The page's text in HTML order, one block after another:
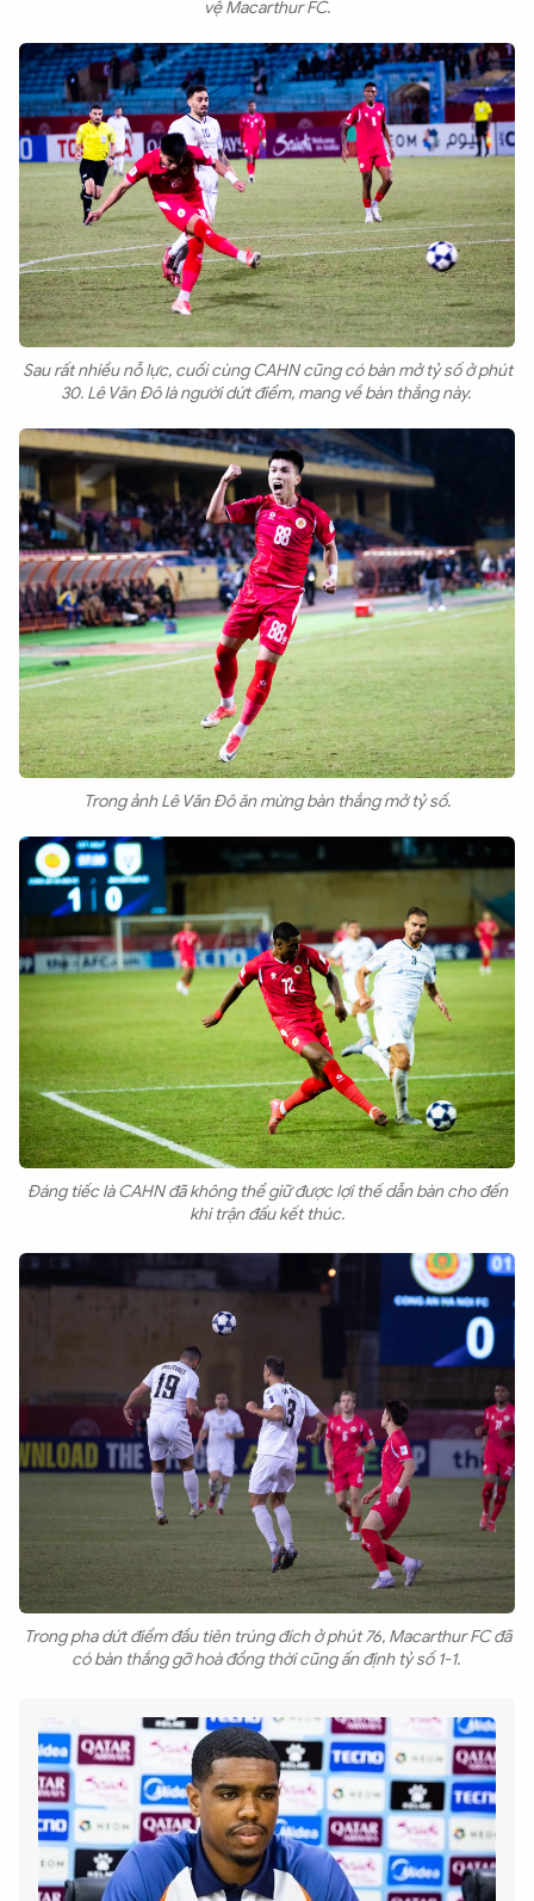
vệ Macarthur FC.
Sau rất nhiều nỗ lực, cuối cùng CAHN cũng có bàn mở tỷ số ở phút
30. Lê Văn Đô là người dứt điểm, mang về bàn thắng này.
Trong ảnh Lê Văn Đô ăn mừng bàn thắng mở tỷ số.
Đáng tiếc là CAHN đã không thể giữ được lợi thế dẫn bàn cho đến
khi trận đấu kết thúc.
Trong pha dứt điểm đầu tiên trúng đích ở phút 76, Macarthur FC đã
có bàn thắng gỡ hoà đồng thời cũng ấn định tỷ số 1-1.